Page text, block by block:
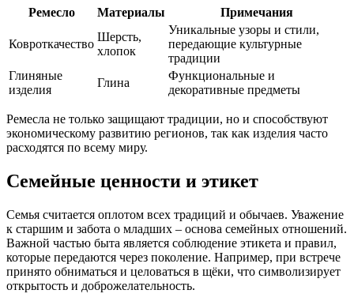
Ремесло Материалы Примечания
Ковроткачество
Шерсть,
хлопок
Уникальные узоры и стили,
передающие культурные
традиции
Глиняные
изделия
Глина
Функциональные и
декоративные предметы
Ремесла не только защищают традиции, но и способствуют
экономическому развитию регионов, так как изделия часто
расходятся по всему миру.
Семейные ценности и этикет
Семья считается оплотом всех традиций и обычаев. Уважение
к старшим и забота о младших – основа семейных отношений.
Важной частью быта является соблюдение этикета и правил,
которые передаются через поколение. Например, при встрече
принято обниматься и целоваться в щёки, что символизирует
открытость и доброжелательность.